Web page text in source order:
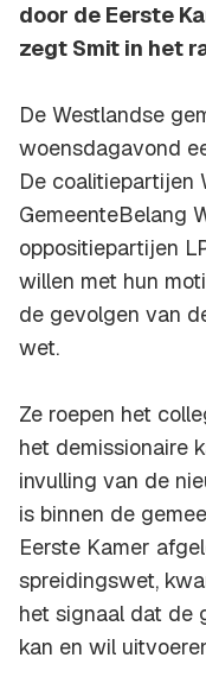
door de Eerste
zegt Smit in het
De Westlandse
woensdagavond
De coalitiepartijen
GemeenteBelang
oppositiepartijen
willen met hun
de gevolgen van
wet.
Ze roepen het
het demissionaire
invulling van de
is binnen de
Eerste Kamer
spreidingswet,
het signaal dat de
kan en wil